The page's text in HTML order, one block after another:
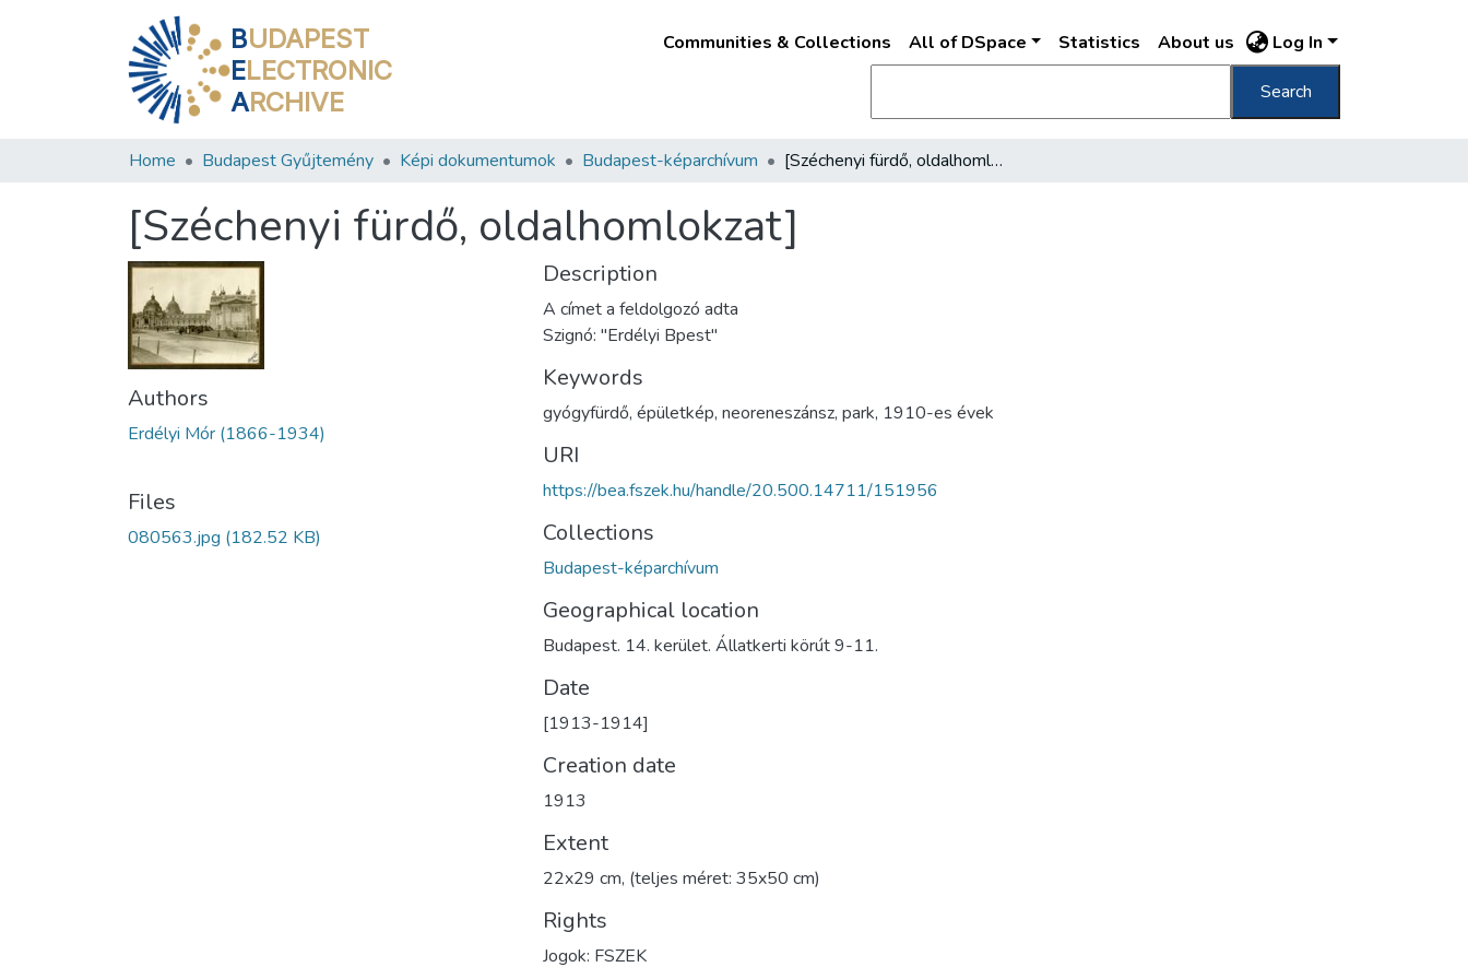
BUDAPEST
ELECTRONIC
ARCHIVE
Communities & Collections All of DSpace Statistics About us Log In
Search
Home Budapest Gyűjtemény Képi dokumentumok Budapest-képarchívum [Széchenyi fürdő, oldalhomlokzat]
[Széchenyi fürdő, oldalhomlokzat]
Authors
Erdélyi Mór (1866-1934)
Files
080563.jpg (182.52 KB)
Description
A címet a feldolgozó adta
Szignó: "Erdélyi Bpest"
Keywords
gyógyfürdő, épületkép, neoreneszánsz, park, 1910-es évek
URI
https://bea.fszek.hu/handle/20.500.14711/151956
Collections
Budapest-képarchívum
Geographical location
Budapest. 14. kerület. Állatkerti körút 9-11.
Date
[1913-1914]
Creation date
1913
Extent
22x29 cm, (teljes méret: 35x50 cm)
Rights
Jogok: FSZEK